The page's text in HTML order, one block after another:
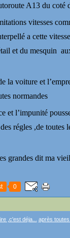
A13 du coté
vitesses
a cette
et du mesquin
la voiture et
normandes
et l’impunité
régles ,de toutes
grandes dit ma
0
,c'est déja... après